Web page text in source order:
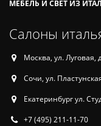
МЕБЕЛЬ И СВЕТ ИЗ
Салоны
Москва, ул. Луговая,
Сочи, ул.
Екатеринбург ул.
+7 (495) 211-11-70